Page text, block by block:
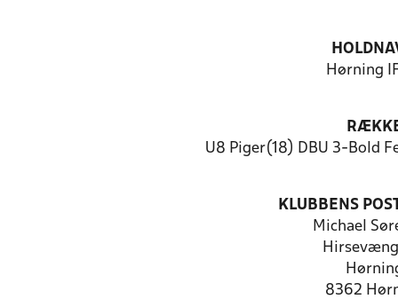
Hørning
U8 Piger(18) DBU 3-Bold
KLUBBENS
Michael
8362